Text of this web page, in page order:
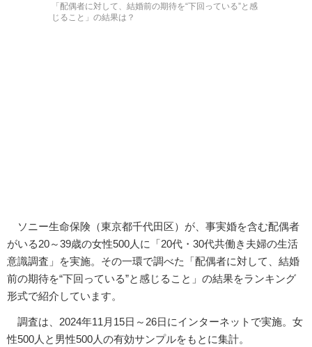
「配偶者に対して、結婚前の期待を“下回っている”と感
じること」の結果は？
ソニー生命保険（東京都千代田区）が、事実婚を含む配偶者
がいる20～39歳の女性500人に「20代・30代共働き夫婦の生活
意識調査」を実施。その一環で調べた「配偶者に対して、結婚
前の期待を“下回っている”と感じること」の結果をランキング
形式で紹介しています。
調査は、2024年11月15日～26日にインターネットで実施。女
性500人と男性500人の有効サンプルをもとに集計。